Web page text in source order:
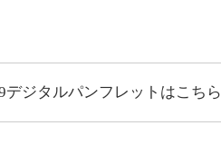
デジタルパンフレットはこちら